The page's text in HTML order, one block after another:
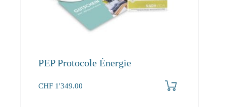
PEP Protocole Énergie
CHF 1'349.00